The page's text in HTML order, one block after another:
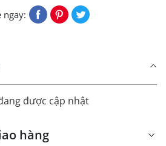
ngay:
được cập nhật
hàng